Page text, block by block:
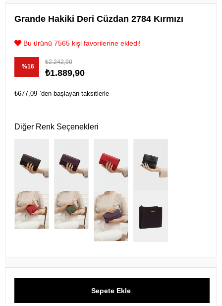
Grande Hakiki Deri Cüzdan 2784 Kırmızı
Bu ürünü 7565 kişi favorilerine ekledi!
%16
İndirim
₺2.242,90
₺1.889,90
₺677,09 `den başlayan taksitlerle
Diğer Renk Seçenekleri